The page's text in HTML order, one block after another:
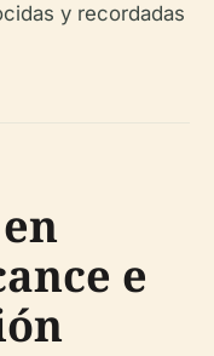
y recordadas
e